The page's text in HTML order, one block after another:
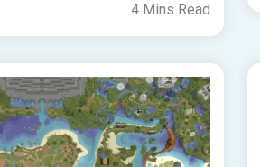
4 Mins Read